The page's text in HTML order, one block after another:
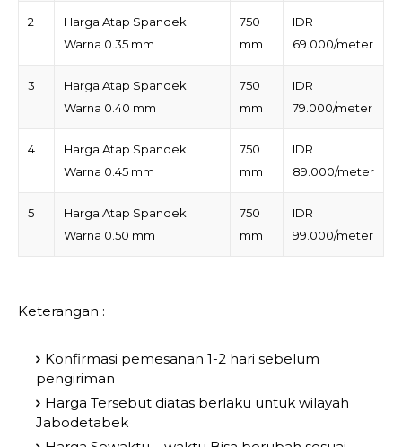
2
Harga Atap Spandek
Warna 0.35 mm
750
mm
IDR
69.000/meter
3
Harga Atap Spandek
Warna 0.40 mm
750
mm
IDR
79.000/meter
4
Harga Atap Spandek
Warna 0.45 mm
750
mm
IDR
89.000/meter
5
Harga Atap Spandek
Warna 0.50 mm
750
mm
IDR
99.000/meter
Keterangan :
Konfirmasi pemesanan 1-2 hari sebelum
pengiriman
Harga Tersebut diatas berlaku untuk wilayah
Jabodetabek